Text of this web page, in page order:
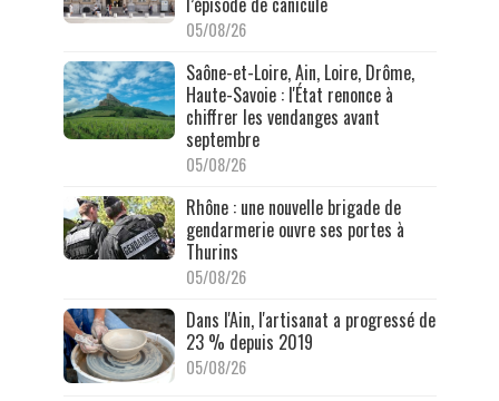
05/08/26
Saône-et-Loire, Ain, Loire, Drôme,
Haute-Savoie : l'État renonce à
chiffrer les vendanges avant
septembre
05/08/26
Rhône : une nouvelle brigade de
gendarmerie ouvre ses portes à
Thurins
05/08/26
Dans l'Ain, l'artisanat a progressé de
23 % depuis 2019
05/08/26